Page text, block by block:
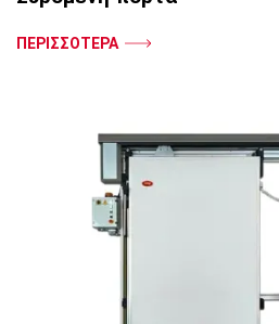
ΠΕΡΙΣΣΟΤΕΡΑ